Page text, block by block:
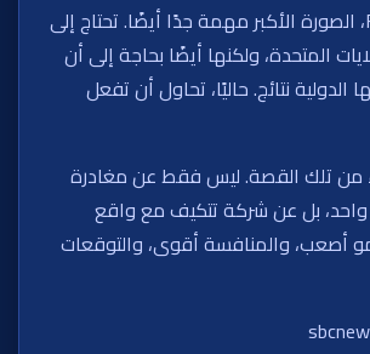
بالنسبة لـ Flutter، الصورة الأكبر مهمة جدًا أيضًا. تحتاج إلى
المتحدة، ولكنها أيضًا بحاجة إلى أن
الدولية نتائج. حاليًا، تحاول أن تفعل
من تلك القصة. ليس فقط عن مغادرة
بل عن شركة تتكيف مع واقع
أصعب، والمنافسة أقوى، والتوقعات